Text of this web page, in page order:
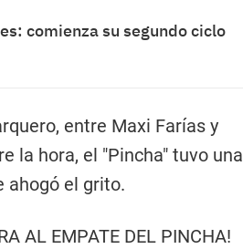
comienza su segundo ciclo
entre Maxi Farías y
la hora, el "Pincha" tuvo una
ahogó el grito.
AL EMPATE DEL PINCHA!